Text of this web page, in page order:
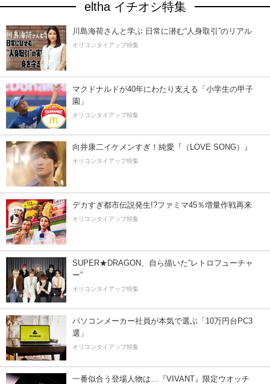
eltha イチオシ特集
川島海荷さんと学ぶ 日常に潜む“人身取引”のリアル
オリコンタイアップ特集
マクドナルドが40年にわたり支える「小学生の甲子
園」
オリコンタイアップ特集
向井康二イケメンすぎ！純愛『（LOVE SONG）』
オリコンタイアップ特集
デカすぎ都市伝説発生!?ファミマ45％増量作戦再来
オリコンタイアップ特集
SUPER★DRAGON、自ら描いた”レトロフューチャ
ー”
オリコンタイアップ特集
パソコンメーカー社員が本気で選ぶ「10万円台PC3
選」
オリコンタイアップ特集
一番似合う登場人物は…『VIVANT』限定ウオッチ